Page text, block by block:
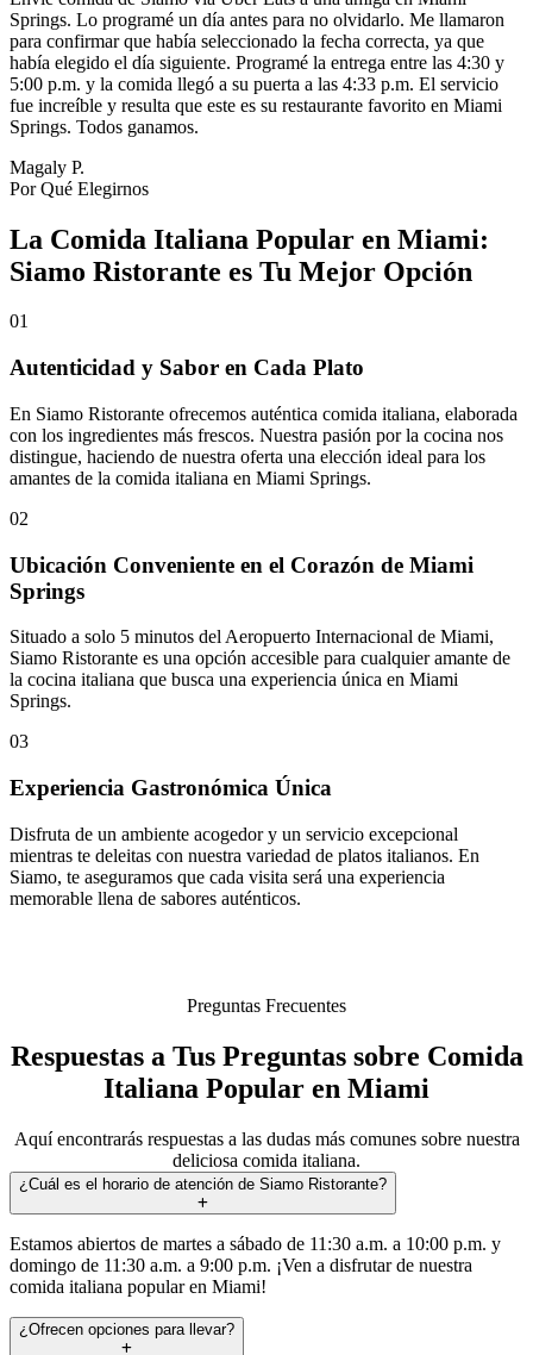
Springs. Lo programé un día antes para no olvidarlo. Me llamaron
para confirmar que había seleccionado la fecha correcta, ya que
había elegido el día siguiente. Programé la entrega entre las 4:30 y
5:00 p.m. y la comida llegó a su puerta a las 4:33 p.m. El servicio
fue increíble y resulta que este es su restaurante favorito en Miami
Springs. Todos ganamos.
Magaly P.
Por Qué Elegirnos
La Comida Italiana Popular en Miami:
Siamo Ristorante es Tu Mejor Opción
01
Autenticidad y Sabor en Cada Plato
En Siamo Ristorante ofrecemos auténtica comida italiana, elaborada
con los ingredientes más frescos. Nuestra pasión por la cocina nos
distingue, haciendo de nuestra oferta una elección ideal para los
amantes de la comida italiana en Miami Springs.
02
Ubicación Conveniente en el Corazón de Miami
Springs
Situado a solo 5 minutos del Aeropuerto Internacional de Miami,
Siamo Ristorante es una opción accesible para cualquier amante de
la cocina italiana que busca una experiencia única en Miami
Springs.
03
Experiencia Gastronómica Única
Disfruta de un ambiente acogedor y un servicio excepcional
mientras te deleitas con nuestra variedad de platos italianos. En
Siamo, te aseguramos que cada visita será una experiencia
memorable llena de sabores auténticos.
Preguntas Frecuentes
Respuestas a Tus Preguntas sobre Comida
Italiana Popular en Miami
Aquí encontrarás respuestas a las dudas más comunes sobre nuestra
deliciosa comida italiana.
¿Cuál es el horario de atención de Siamo Ristorante?
Estamos abiertos de martes a sábado de 11:30 a.m. a 10:00 p.m. y
domingo de 11:30 a.m. a 9:00 p.m. ¡Ven a disfrutar de nuestra
comida italiana popular en Miami!
¿Ofrecen opciones para llevar?